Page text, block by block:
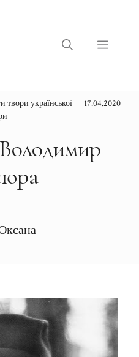
Меню
твори української
17.04.2020